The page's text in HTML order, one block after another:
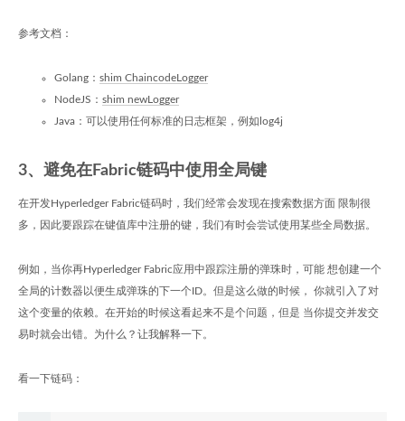
参考文档：
Golang： shim ChaincodeLogger
NodeJS： shim newLogger
Java：可以使用任何标准的日志框架，例如log4j
3、避免在Fabric链码中使用全局键
在开发Hyperledger Fabric链码时，我们经常会发现在搜索数据方面 限制很
多，因此要跟踪在键值库中注册的键，我们有时会尝试使用某些全局数据。
例如，当你再Hyperledger Fabric应用中跟踪注册的弹珠时，可能 想创建一个
全局的计数器以便生成弹珠的下一个ID。但是这么做的时候， 你就引入了对
这个变量的依赖。在开始的时候这看起来不是个问题，但是 当你提交并发交
易时就会出错。为什么？让我解释一下。
看一下链码：